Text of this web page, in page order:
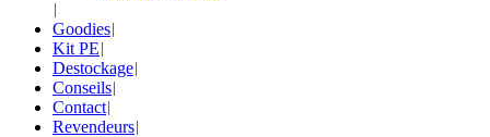
Goodies
Kit PE
Destockage
Conseils
Contact
Revendeurs